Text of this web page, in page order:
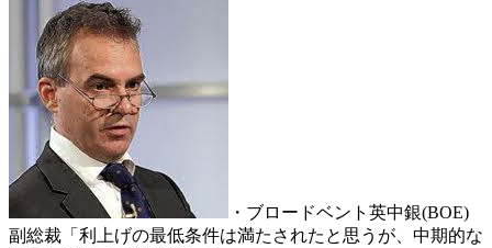
・ブロードベント英中銀(BOE)
副総裁「利上げの最低条件は満たされたと思うが、中期的な